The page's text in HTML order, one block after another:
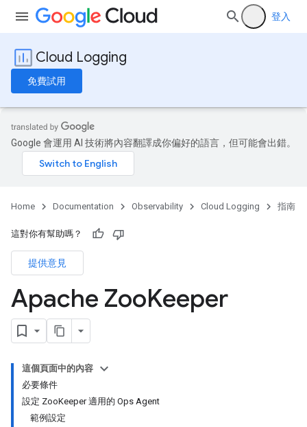
登入
Cloud Logging
免費試用
Google 會運用 AI 技術將內容翻譯成你偏好的語言，但可能會出錯。
Home Documentation Observability Cloud Logging 指南
這對你有幫助嗎？
提供意見
Apache ZooKeeper
這個頁面中的內容
必要條件
設定 ZooKeeper 適用的 Ops Agent
範例設定